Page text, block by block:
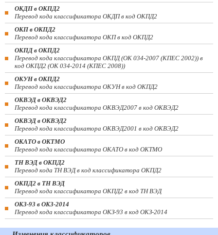
ОКДП в ОКПД2
Перевод кода классификатора ОКДП в код ОКПД2
ОКП в ОКПД2
Перевод кода классификатора ОКП в код ОКПД2
ОКПД в ОКПД2
Перевод кода классификатора ОКПД (ОК 034-2007 (КПЕС 2002)) в
код ОКПД2 (ОК 034-2014 (КПЕС 2008))
ОКУН в ОКПД2
Перевод кода классификатора ОКУН в код ОКПД2
ОКВЭД в ОКВЭД2
Перевод кода классификатора ОКВЭД2007 в код ОКВЭД2
ОКВЭД в ОКВЭД2
Перевод кода классификатора ОКВЭД2001 в код ОКВЭД2
ОКАТО в ОКТМО
Перевод кода классификатора ОКАТО в код ОКТМО
ТН ВЭД в ОКПД2
Перевод кода ТН ВЭД в код классификатора ОКПД2
ОКПД2 в ТН ВЭД
Перевод кода классификатора ОКПД2 в код ТН ВЭД
ОКЗ-93 в ОКЗ-2014
Перевод кода классификатора ОКЗ-93 в код ОКЗ-2014